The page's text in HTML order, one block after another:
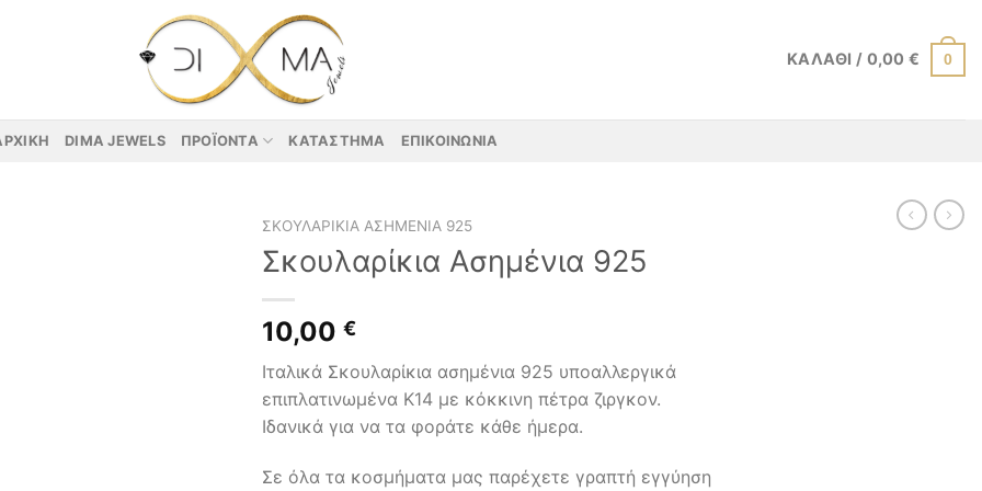
ΚΑΛΆΘΙ / 0,00€ 0
DIMA JEWELS ΠΡΟΪΌΝΤΑ ΚΑΤΆΣΤΗΜΑ ΕΠΙΚΟΙΝΩΝΊΑ
ΣΚΟΥΛΑΡΊΚΙΑ ΑΣΗΜΈΝΙΑ 925
Σκουλαρίκια Ασημένια 925
10,00 €
Ιταλικά Σκουλαρίκια ασημένια 925 υποαλλεργικά
επιπλατινωμένα Κ14 με κόκκινη πέτρα ζιργκον.
Ιδανικά για να τα φοράτε κάθε ήμερα.
Σε όλα τα κοσμήματα μας παρέχετε γραπτή εγγύηση